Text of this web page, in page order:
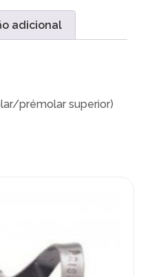
adicional
prémolar superior)